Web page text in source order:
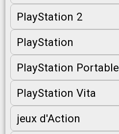
PlayStation 2
PlayStation
PlayStation Portable
PlayStation Vita
jeux d'Action